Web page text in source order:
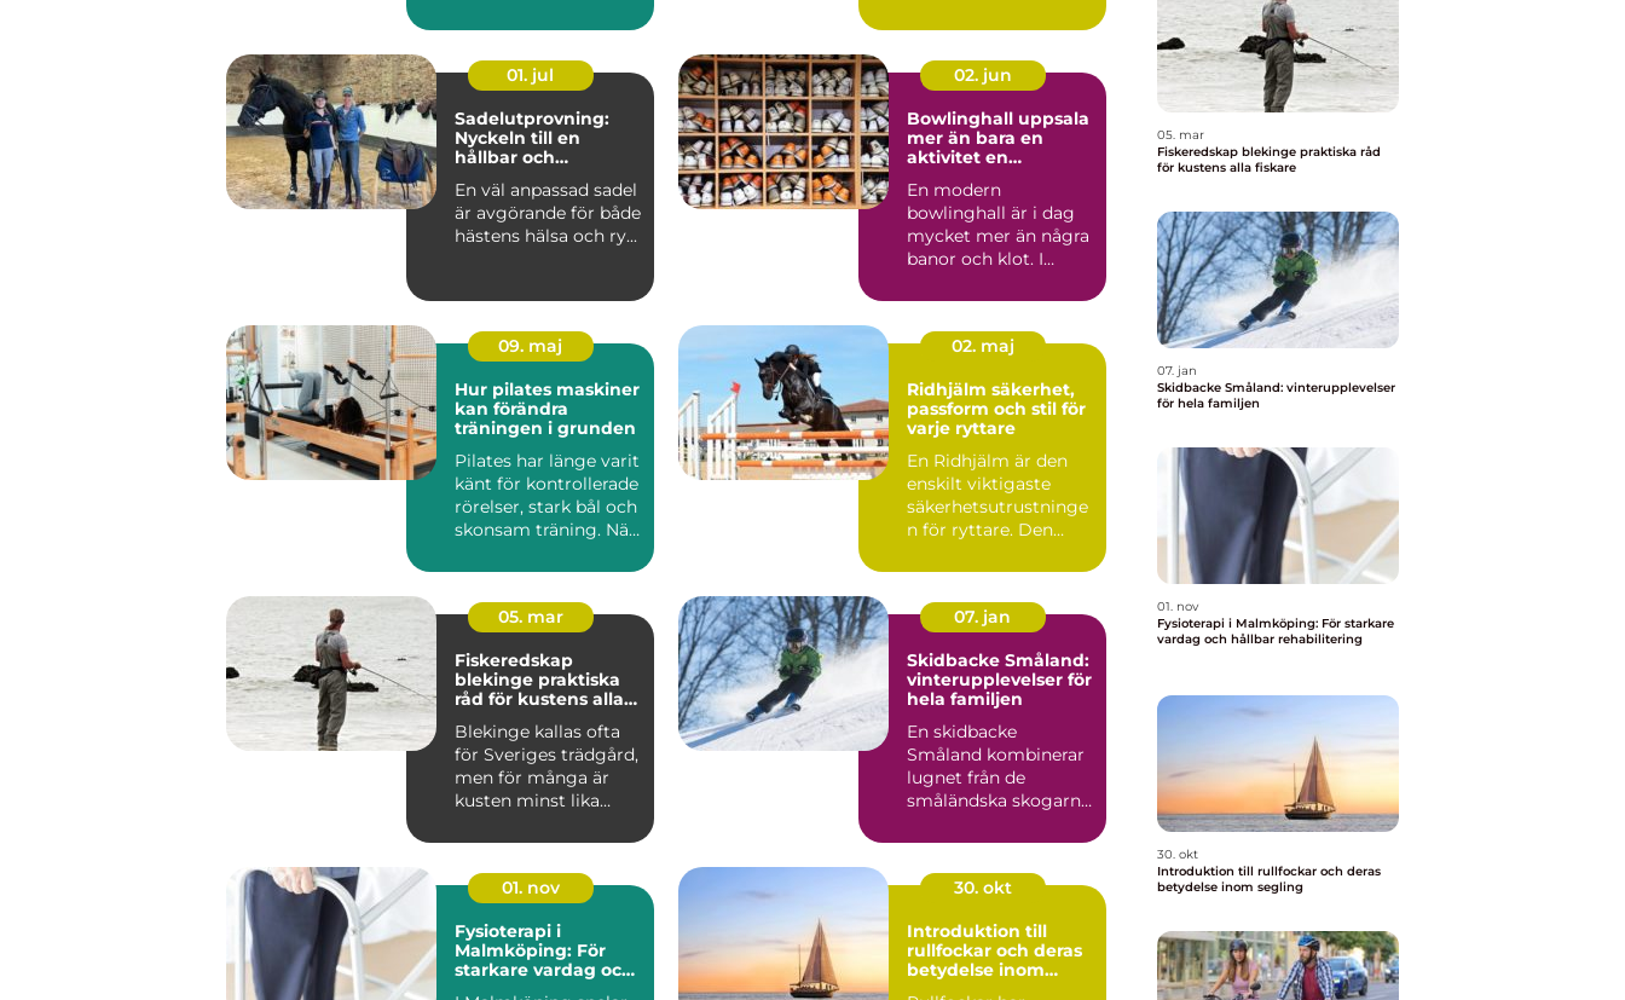
efter...
01. jul
Sadelutprovning:
Nyckeln till en
hållbar och
En väl anpassad sadel
är avgörande för både
hästens hälsa och ry...
02. jun
Bowlinghall uppsala
mer än bara en
aktivitet en
En modern
bowlinghall är i dag
mycket mer än några
banor och klot. I
utvecklats ...
09. maj
Hur pilates maskiner
kan förändra
träningen i grunden
Pilates har länge varit
känt för kontrollerade
rörelser, stark bål och
skonsam träning. När
02. maj
Ridhjälm säkerhet,
passform och stil för
varje ryttare
En Ridhjälm är den
enskilt viktigaste
säkerhetsutrustninge
n för ryttare. Den
fal...
05. mar
Fiskeredskap
blekinge praktiska
råd för kustens alla
Blekinge kallas ofta
för Sveriges trädgård,
men för många är
kusten minst lika
m...
07. jan
Skidbacke Småland:
vinterupplevelser för
hela familjen
En skidbacke
Småland kombinerar
lugnet från de
småländska skogarna
01. nov
Fysioterapi i
Malmköping: För
starkare vardag och
30. okt
Introduktion till
rullfockar och deras
betydelse inom
05. mar
Fiskeredskap blekinge praktiska råd
för kustens alla fiskare
07. jan
Skidbacke Småland: vinterupplevelser
för hela familjen
01. nov
Fysioterapi i Malmköping: För starkare
vardag och hållbar rehabilitering
30. okt
Introduktion till rullfockar och deras
betydelse inom segling